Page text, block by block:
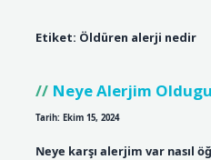
Etiket: Öldüren alerji nedir
Neye Alerjim
Tarih: Ekim 15, 2024
Neye karşı alerjim var nasıl